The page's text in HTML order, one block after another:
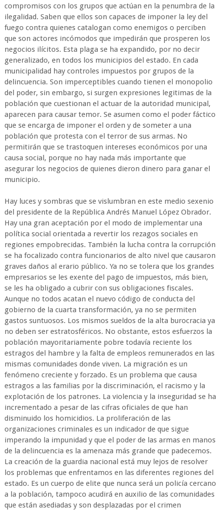
compromisos con los grupos que actúan en la penumbra de la
ilegalidad. Saben que ellos son capaces de imponer la ley del
fuego contra quienes catalogan como enemigos o perciben
que son actores incómodos que impedirán que prosperen los
negocios ilícitos. Esta plaga se ha expandido, por no decir
generalizado, en todos los municipios del estado. En cada
municipalidad hay controles impuestos por grupos de la
delincuencia. Son imperceptibles cuando tienen el monopolio
del poder, sin embargo, si surgen expresiones legitimas de la
población que cuestionan el actuar de la autoridad municipal,
aparecen para causar temor. Se asumen como el poder fáctico
que se encarga de imponer el orden y de someter a una
población que protesta con el terror de sus armas. No
permitirán que se trastoquen intereses económicos por una
causa social, porque no hay nada más importante que
asegurar los negocios de quienes dieron dinero para ganar el
municipio.
Hay luces y sombras que se vislumbran en este medio sexenio
del presidente de la República Andrés Manuel López Obrador.
Hay una gran aceptación por el modo de implementar una
política social orientada a revertir los rezagos sociales en
regiones empobrecidas. También la lucha contra la corrupción
se ha focalizado contra funcionarios de alto nivel que causaron
graves daños al erario público. Ya no se tolera que los grandes
empresarios se les exente del pago de impuestos, más bien,
se les ha obligado a cubrir con sus obligaciones fiscales.
Aunque no todos acatan el nuevo código de conducta del
gobierno de la cuarta transformación, ya no se permiten
gastos suntuosos. Los mismos sueldos de la alta burocracia ya
no deben ser estratosféricos. No obstante, estos esfuerzos la
población mayoritariamente pobre todavía reciente los
estragos del hambre y la falta de empleos remunerados en las
mismas comunidades donde viven. La migración es un
fenómeno creciente y forzado. Es un problema que causa
estragos a las familias por la discriminación, el racismo y la
explotación de los patrones. La violencia y la inseguridad se ha
incrementado a pesar de las cifras oficiales de que han
disminuido los homicidios. La proliferación de las
organizaciones criminales es un indicador de que sigue
imperando la impunidad y que el poder de las armas en manos
de la delincuencia es la amenaza más grande que padecemos.
La creación de la guardia nacional está muy lejos de resolver
los problemas que enfrentamos en las diferentes regiones del
estado. Es un cuerpo de elite que nunca será un policía cercano
a la población, tampoco acudirá en auxilio de las comunidades
que están asediadas y son desplazadas por el crimen